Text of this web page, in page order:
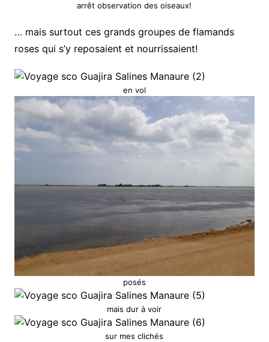
arrêt observation des oiseaux!
… mais surtout ces grands groupes de flamands
roses qui s’y reposaient et nourrissaient!
en vol
posés
mais dur à voir
sur mes clichés